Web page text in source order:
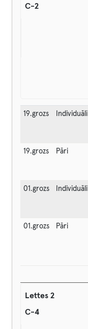
C-2
19.grozs Individuāli
19.grozs Pāri
01.grozs Individuāli
01.grozs Pāri
Lettes 2
C-4